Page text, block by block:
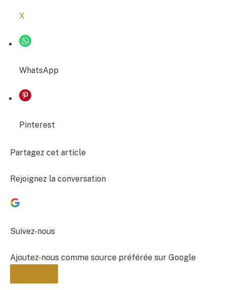
X
WhatsApp
Pinterest
Partagez cet article
Rejoignez la conversation
Suivez-nous
Ajoutez-nous comme source préférée sur Google